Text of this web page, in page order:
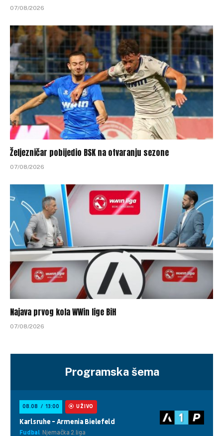
07/08/2026
Željezničar pobijedio BSK na otvaranju sezone
07/08/2026
Najava prvog kola WWin lige BiH
07/08/2026
Programska šema